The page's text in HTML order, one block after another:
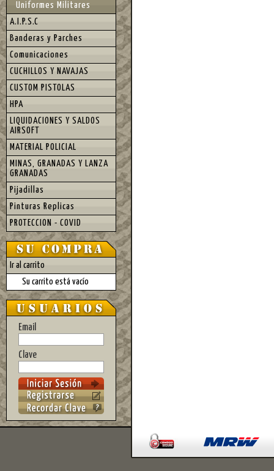
Uniformes Militares
A.I.P.S.C
Banderas y Parches
Comunicaciones
CUCHILLOS Y NAVAJAS
CUSTOM PISTOLAS
HPA
LIQUIDACIONES Y SALDOS
AIRSOFT
MATERIAL POLICIAL
MINAS, GRANADAS Y LANZA
GRANADAS
Pijadillas
Pinturas Replicas
PROTECCION - COVID
Ir al carrito
Su carrito está vacío
Email
Clave